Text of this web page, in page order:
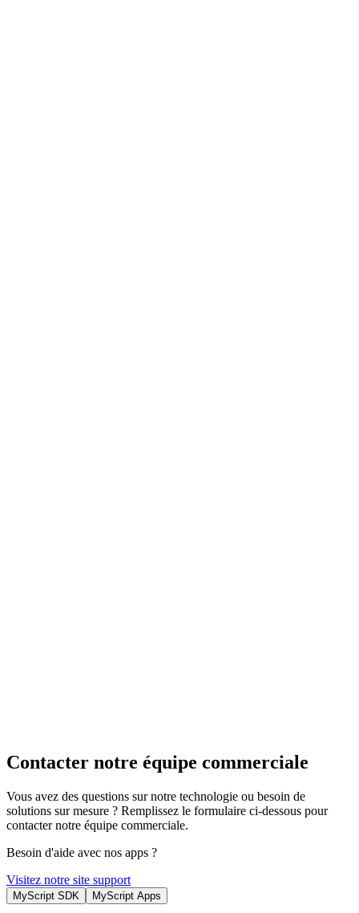
Contacter notre équipe commerciale
Vous avez des questions sur notre technologie ou besoin de
solutions sur mesure ? Remplissez le formulaire ci-dessous pour
contacter notre équipe commerciale.
Besoin d'aide avec nos apps ?
Visitez notre site support
MyScript SDK MyScript Apps